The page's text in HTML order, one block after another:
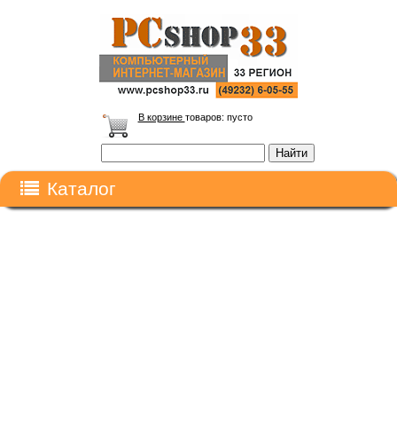
В корзине товаров: пусто
Каталог